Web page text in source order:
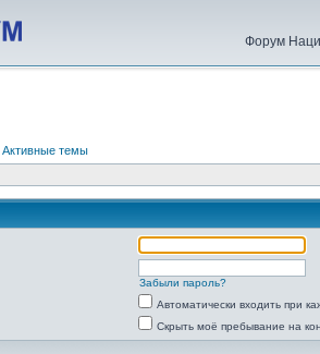
Форум
Активные темы
Забыли пароль?
Автоматически входить при
Скрыть моё пребывание на